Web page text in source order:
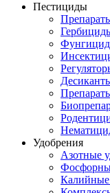
Пестициды
Удобрения
Азотные
Калийные